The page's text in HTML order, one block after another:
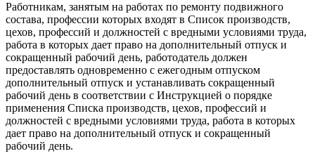
Работникам, занятым на работах по ремонту подвижного
состава, профессии которых входят в Список производств,
цехов, профессий и должностей с вредными условиями труда,
работа в которых дает право на дополнительный отпуск и
сокращенный рабочий день, работодатель должен
предоставлять одновременно с ежегодным отпуском
дополнительный отпуск и устанавливать сокращенный
рабочий день в соответствии с Инструкцией о порядке
применения Списка производств, цехов, профессий и
должностей с вредными условиями труда, работа в которых
дает право на дополнительный отпуск и сокращенный
рабочий день.